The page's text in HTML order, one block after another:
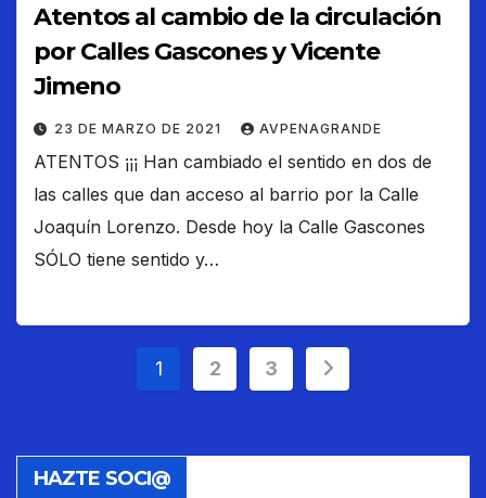
Atentos al cambio de la circulación
por Calles Gascones y Vicente
Jimeno
23 DE MARZO DE 2021 AVPENAGRANDE
ATENTOS ¡¡¡ Han cambiado el sentido en dos de
las calles que dan acceso al barrio por la Calle
Joaquín Lorenzo. Desde hoy la Calle Gascones
SÓLO tiene sentido y…
Paginación
entradas
1 2 3
HAZTE SOCI@